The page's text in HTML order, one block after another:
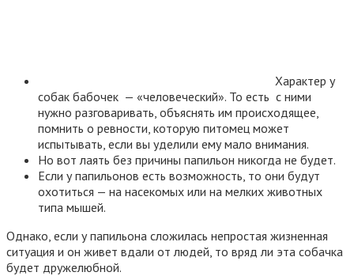
Характер у
собак бабочек — «человеческий». То есть с ними
нужно разговаривать, объяснять им происходящее,
помнить о ревности, которую питомец может
испытывать, если вы уделили ему мало внимания.
Но вот лаять без причины папильон никогда не будет.
Если у папильонов есть возможность, то они будут
охотиться — на насекомых или на мелких животных
типа мышей.
Однако, если у папильона сложилась непростая жизненная
ситуация и он живет вдали от людей, то вряд ли эта собачка
будет дружелюбной.